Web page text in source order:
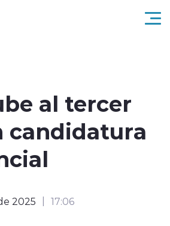
al contenido
al tercer
candidatura
2025 17:06